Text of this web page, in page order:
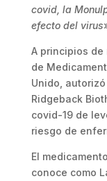
covid, la
efecto del virus
A principios de
de
Unido,
Ridgeback
covid-19 de
riesgo de
El
conoce como